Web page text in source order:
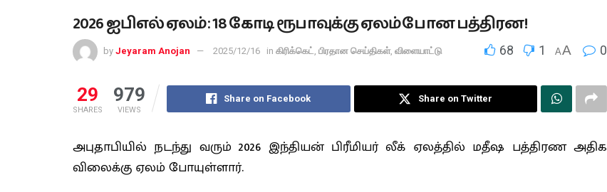
2026 ஐபிஎல் ஏலம்: 18 கோடி ரூபாவுக்கு ஏலம்போன பத்திரன!
by Jeyaram Anojan 2025/12/16 in கிரிக்கெட் பிரதான செய்திகள், விளையாட்டு 68 1 AA 0
29
SHARES
979
VIEWS
Share on Facebook Share on Twitter
அபுதாபியில் நடந்து வரும் 2026 இந்தியன் பிரீமியர் லீக் ஏலத்தில் மதீஷ பத்திரண அதிக
விலைக்கு ஏலம் போயுள்ளார்.